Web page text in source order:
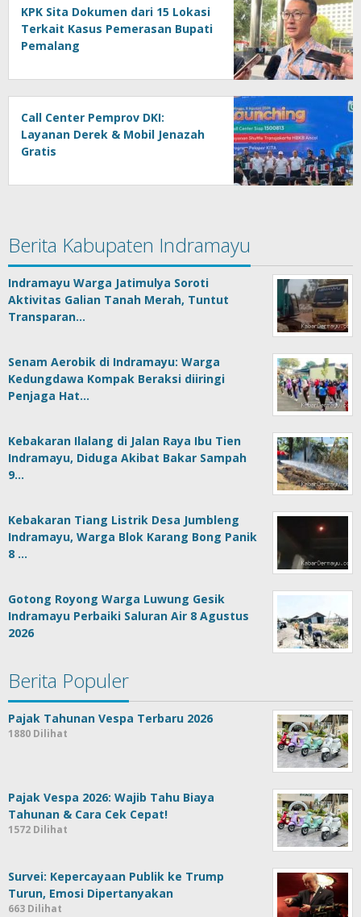
KPK Sita Dokumen dari 15 Lokasi
Terkait Kasus Pemerasan Bupati
Pemalang
Call Center Pemprov DKI:
Layanan Derek & Mobil Jenazah
Gratis
Berita Kabupaten Indramayu
Indramayu Warga Jatimulya Soroti
Aktivitas Galian Tanah Merah, Tuntut
Transparan…
Senam Aerobik di Indramayu: Warga
Kedungdawa Kompak Beraksi diiringi
Penjaga Hat…
Kebakaran Ilalang di Jalan Raya Ibu Tien
Indramayu, Diduga Akibat Bakar Sampah
9…
Kebakaran Tiang Listrik Desa Jumbleng
Indramayu, Warga Blok Karang Bong Panik
8 …
Gotong Royong Warga Luwung Gesik
Indramayu Perbaiki Saluran Air 8 Agustus
2026
Berita Populer
Pajak Tahunan Vespa Terbaru 2026
1880 Dilihat
Pajak Vespa 2026: Wajib Tahu Biaya
Tahunan & Cara Cek Cepat!
1572 Dilihat
Survei: Kepercayaan Publik ke Trump
Turun, Emosi Dipertanyakan
663 Dilihat